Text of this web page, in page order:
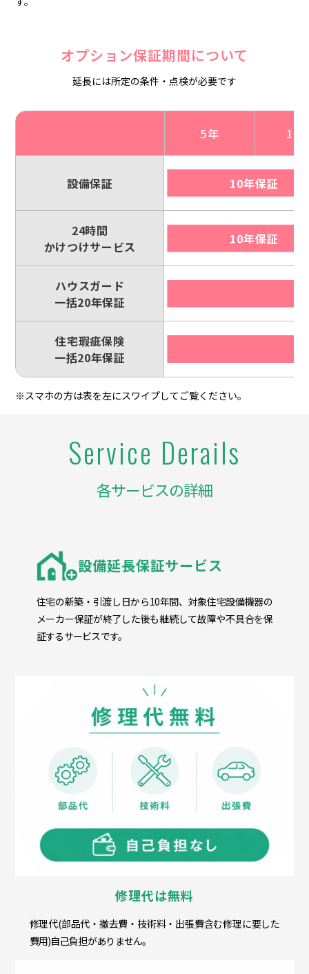
オプション保証期間について
延長には所定の条件・点検が必要です
5年 10
設備保証 10年保証
24時間
かけつけサービス
10年保証
ハウスガード
一括20年保証
住宅瑕疵保険
一括20年保証
※スマホの方は表を左にスワイプしてご覧ください。
Service Derails
各サービスの詳細
設備延長保証サービス
住宅の新築・引渡し日から10年間、対象住宅設備機器の
メーカー保証が終了した後も継続して故障や不具合を保
証するサービスです。
修理代は無料
修理代(部品代・撤去費・技術料・出張費含む修理に要した
費用)自己負担がありません。